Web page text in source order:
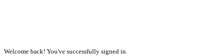
Welcome back! You've successfully signed in.